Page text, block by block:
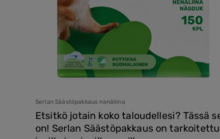
Serlan Säästöpakkaus nenäliina
Etsitkö jotain koko taloudellesi? Tässä
on! Serlan Säästöpakkaus on tarkoitettu